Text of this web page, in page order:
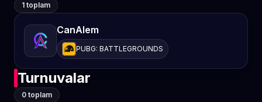
1 toplam
CanAlem
PUBG: BATTLEGROUNDS
Turnuvalar
0 toplam